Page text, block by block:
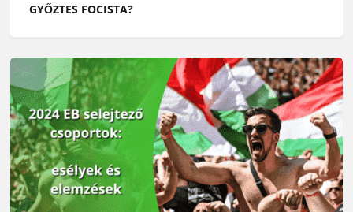
GYŐZTES FOCISTA?